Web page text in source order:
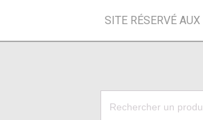
SITE RÉSERVÉ